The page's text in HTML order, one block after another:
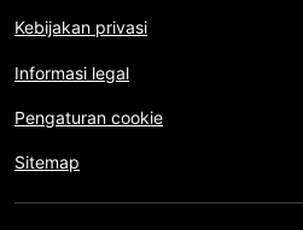
Kebijakan privasi
Informasi legal
Pengaturan cookie
Sitemap